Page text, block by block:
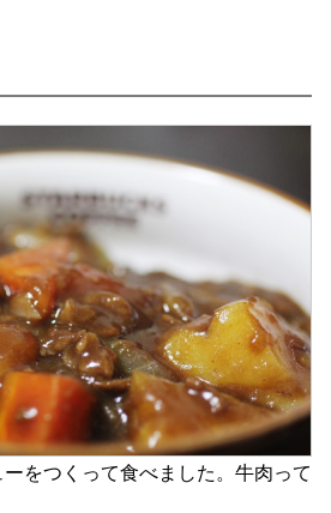
をつくって食べました。牛肉って